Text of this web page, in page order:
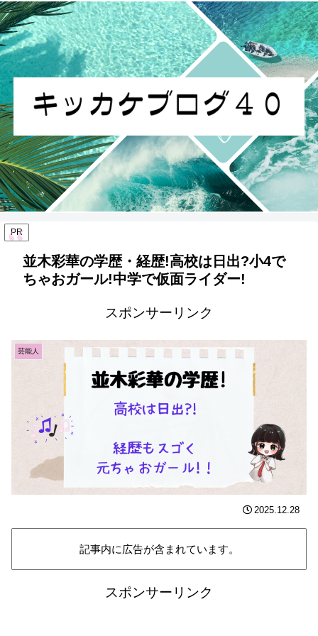
PR
並木彩華の学歴・経歴!高校は日出?小4で
ちゃおガール!中学で仮面ライダー!
スポンサーリンク
芸能人
2025.12.28
記事内に広告が含まれています。
スポンサーリンク